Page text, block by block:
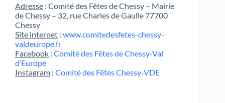
Adresse : Comité des Fêtes de Chessy – Mairie
de Chessy – 32, rue Charles de Gaulle 77700
Chessy
Site internet : www.comitedesfetes-chessy-
valdeurope.fr
Facebook : Comité des Fêtes de Chessy-Val
d’Europe
Instagram : Comité des Fêtes Chessy-VDE